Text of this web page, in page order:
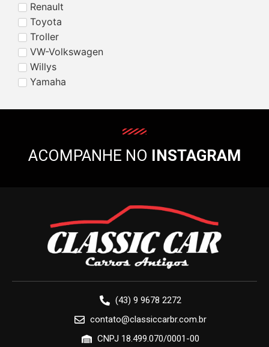
Renault
Toyota
Troller
VW-Volkswagen
Willys
Yamaha
ACOMPANHE NO INSTAGRAM
(43) 9 9678 2272
contato@classiccarbr.com.br
CNPJ 18.499.070/0001-00